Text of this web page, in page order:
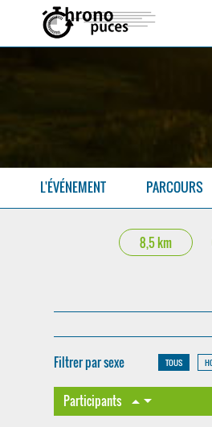
L'ÉVÉNEMENT PARCOURS
8,5 km
Filtrer par sexe TOUS
Participants arrow_drop_uparrow_drop_down